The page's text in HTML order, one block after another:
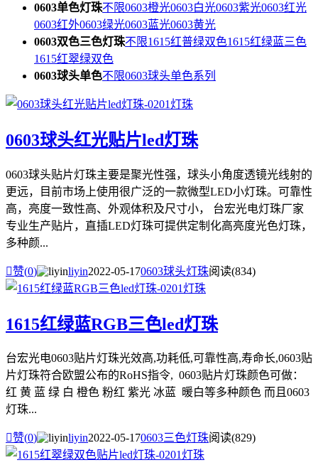
0603单色灯珠不限0603橙光0603白光0603紫光0603红光
0603红外0603绿光0603蓝光0603黄光
0603双色三色灯珠不限1615红普绿双色1615红绿蓝三色
1615红翠绿双色
0603球头单色不限0603球头单色系列
0603球头红光贴片led灯珠
0603球头贴片灯珠主要是聚光性强，球头小角度透镜光线射的
更远，目前市场上使用很广泛的一款微型LED小灯珠。可靠性
高，亮度一致性高、外观体积及尺寸小， 台宏光电灯珠厂家
专业生产贴片，直插LED灯珠可提供定制化高亮度光色灯珠，
多种颜...
赞(0) liyin2022-05-170603球头灯珠阅读(834)
1615红绿蓝RGB三色led灯珠
台宏光电0603贴片灯珠光效高,功耗低,可靠性高,寿命长,0603贴
片灯珠符合欧盟公布的RoHS指令, 0603贴片灯珠颜色可做：
红 黄 蓝 绿 白 橙色 粉红 紫光 冰蓝 暖白等多种颜色 而且0603
灯珠...
赞(0) liyin2022-05-170603三色灯珠阅读(829)